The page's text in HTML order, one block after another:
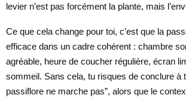
levier n’est pas forcément la plante, mais
Ce que cela change pour toi, c’est que la
efficace dans un cadre cohérent : chambre
agréable, heure de coucher régulière, écran
sommeil. Sans cela, tu risques de conclure à
passiflore ne marche pas”, alors que le